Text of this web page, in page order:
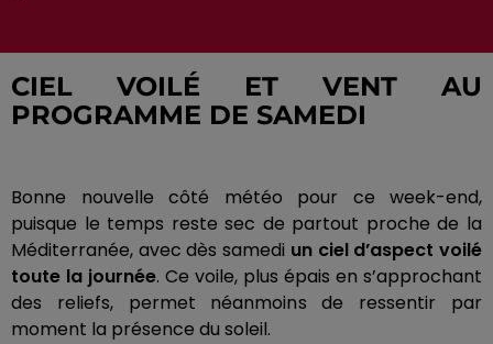
CIEL VOILÉ ET VENT AU
PROGRAMME DE SAMEDI
Bonne nouvelle côté météo pour ce week-end,
puisque le temps reste sec de partout proche de la
Méditerranée, avec dès samedi un ciel d’aspect voilé
toute la journée. Ce voile, plus épais en s’approchant
des reliefs, permet néanmoins de ressentir par
moment la présence du soleil.